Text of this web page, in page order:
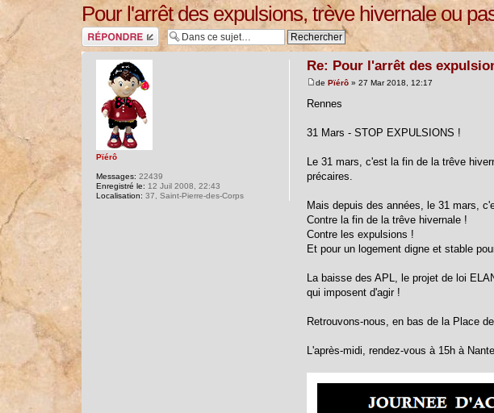
Pour l'arrêt des expulsions, trève hivernale ou
Répondre
Re: Pour l'arrêt des
dePïérô » 27 Mar 2018, 12:17
Rennes
31 Mars - STOP EXPULSIONS !
Le 31 mars, c'est la fin de la trêve
précaires.
Mais depuis des années, le 31 mars,
Contre la fin de la trêve hivernale !
Contre les expulsions !
Et pour un logement digne et stable
La baisse des APL, le projet de loi
qui imposent d'agir !
Retrouvons-nous, en bas de la Place
L'après-midi, rendez-vous à 15h à
Pïérô
Messages: 22439
Enregistré le: 12 Juil 2008, 22:43
Localisation: 37, Saint-Pierre-des-Corps